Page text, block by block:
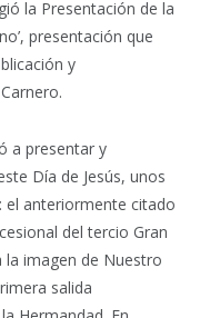
la Presentación de la
presentación que
y
a presentar y
Día de Jesús, unos
el anteriormente citado
del tercio Gran
la imagen de Nuestro
salida